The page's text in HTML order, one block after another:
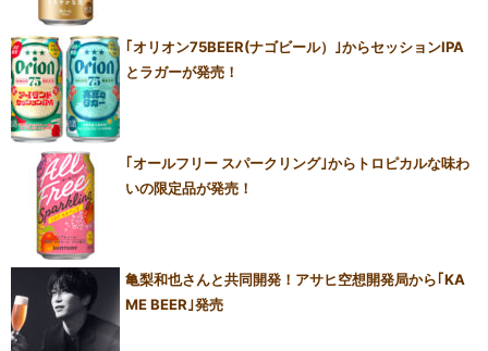
｢オリオン75BEER(ナゴビール）｣からセッションIPA
とラガーが発売！
｢オールフリー スパークリング｣からトロピカルな味わ
いの限定品が発売！
亀梨和也さんと共同開発！アサヒ空想開発局から｢KA
ME BEER｣発売